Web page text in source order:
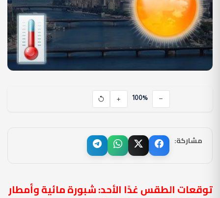
100%
مشاركة:
توقعات الطقس غدًا الأحد: شبورة مائية وأمطار